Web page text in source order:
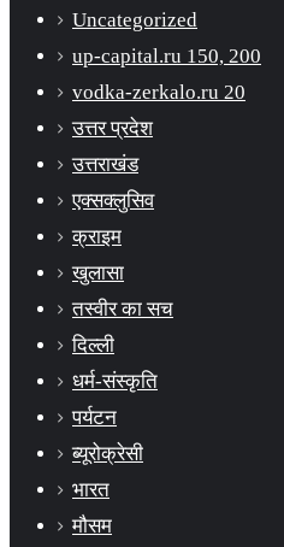
Uncategorized
up-capital.ru 150, 200
vodka-zerkalo.ru 20
उत्तर प्रदेश
उत्तराखंड
एक्सक्लुसिव
क्राइम
खुलासा
तस्वीर का सच
दिल्ली
धर्म-संस्कृति
पर्यटन
ब्यूरोक्रेसी
भारत
मौसम